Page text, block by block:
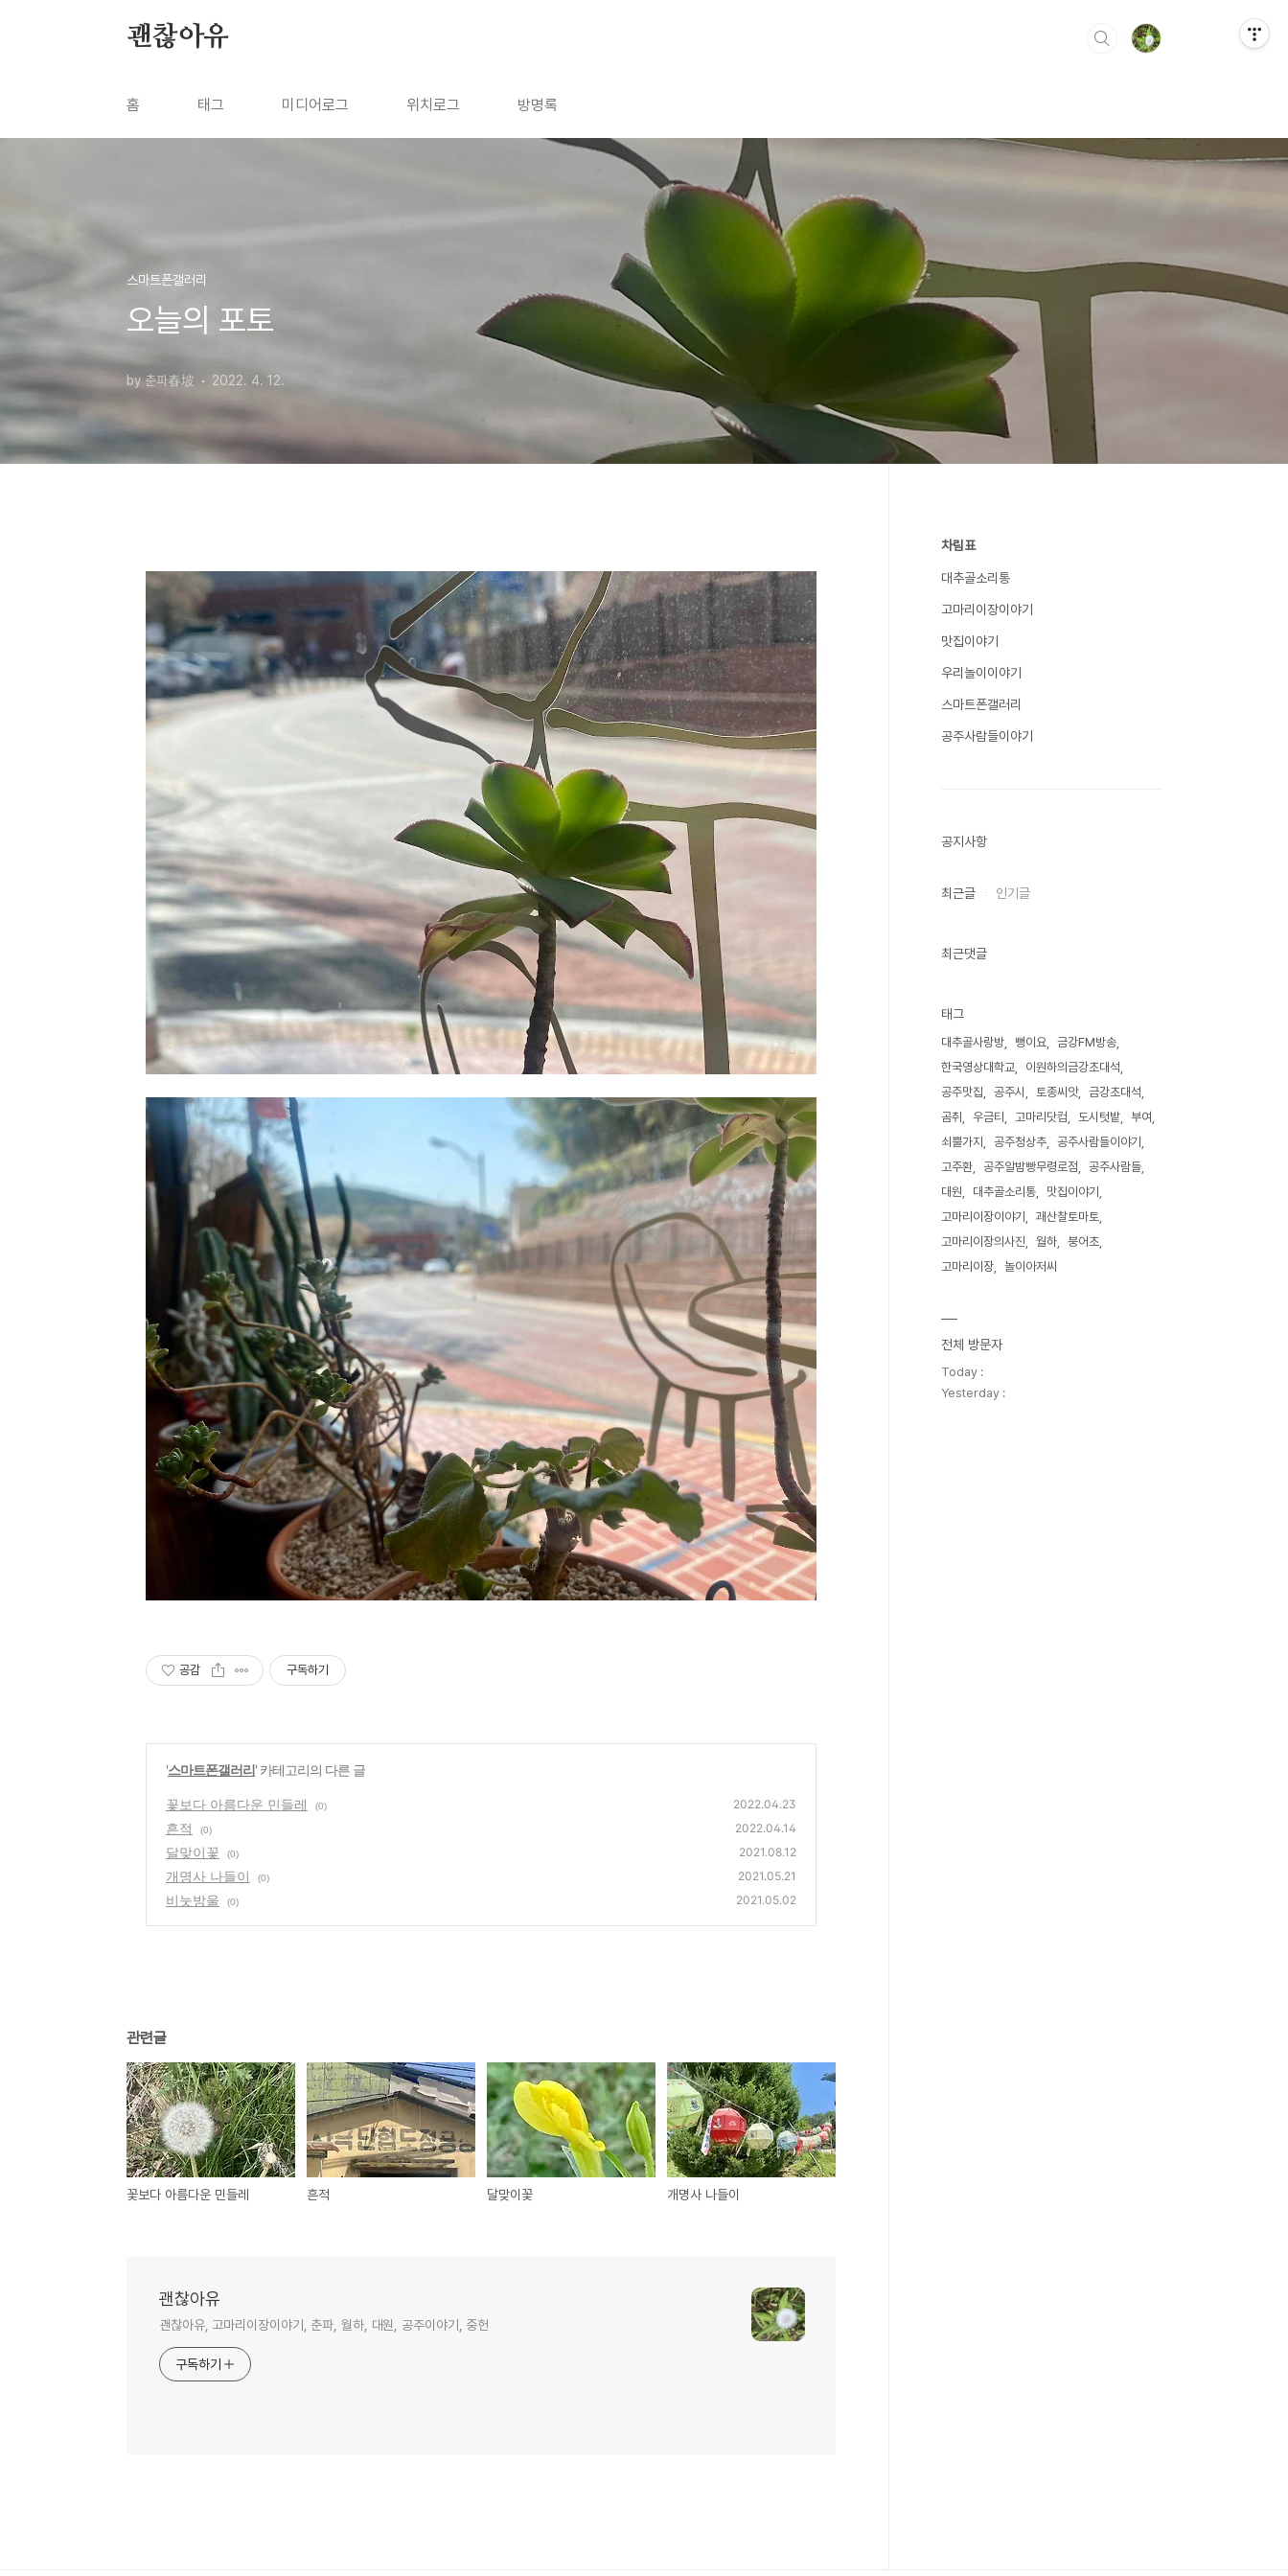
괜찮아유
홈 태그 미디어로그 위치로그 방명록
스마트폰갤러리
오늘의 포토
by 춘파春坡 2022. 4. 12.
공감 구독하기
'스마트폰갤러리' 카테고리의 다른 글
꽃보다 아름다운 민들레 (0) 2022.04.23
흔적 (0) 2022.04.14
달맞이꽃 (0) 2021.08.12
개명사 나들이 (0) 2021.05.21
비눗방울 (0) 2021.05.02
관련글
꽃보다 아름다운 민들레 흔적 달맞이꽃 개명사 나들이
괜찮아유
괜찮아유, 고마리이장이야기, 춘파, 월하, 대원, 공주이야기, 중헌
구독하기
차림표
대추골소리통
고마리이장이야기
맛집이야기
우리놀이이야기
스마트폰갤러리
공주사람들이야기
공지사항
최근글 인기글
최근댓글
태그
대추골사랑방 뻥이요
금강FM방송
한국영상대학교
이원하의금강초대석
공주맛집
공주시 토종씨앗
금강초대석
곰취
우금티 고마리닷컴 도시텃밭
부여
쇠뿔가지
공주청상추
공주사람들이야기
고주환
공주알밤빵무령로점
공주사람들
대원
대추골소리통
맛집이야기
고마리이장이야기
괘산찰토마토
고마리이장의사진
월하
붕어초
고마리이장
놀이아저씨
전체 방문자
Today :
Yesterday :